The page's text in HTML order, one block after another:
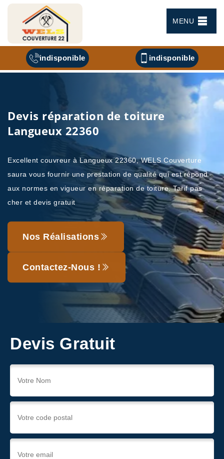
MENU
indisponible indisponible
Devis réparation de toiture
Langueux 22360
Excellent couvreur à Langueux 22360, WELS Couverture
saura vous fournir une prestation de qualité qui est répond
aux normes en vigueur en réparation de toiture. Tarif pas
cher et devis gratuit
Nos Réalisations
Contactez-Nous !
Devis Gratuit